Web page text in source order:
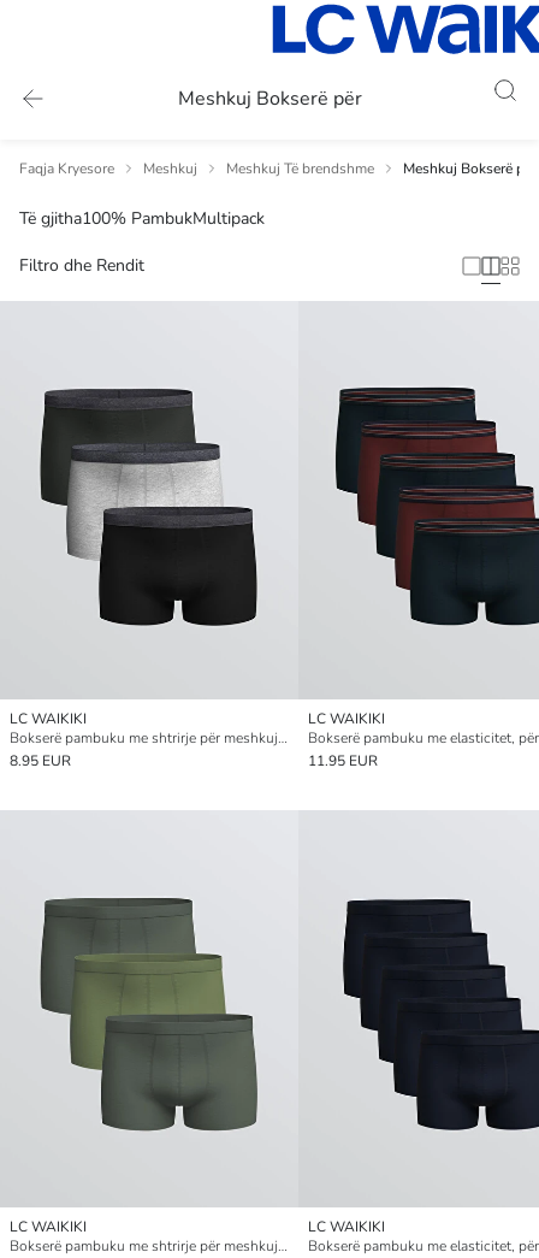
Meshkuj Bokserë për
Faqja Kryesore Meshkuj Meshkuj Të brendshme Meshkuj Bokserë për
Të gjitha100% PambukMultipack
Filtro dhe Rendit
LC WAIKIKI
Bokserë pambuku me shtrirje për meshkuj, me përshtatje klasike, paketim treshe
8.95 EUR
LC WAIKIKI
11.95 EUR
LC WAIKIKI
Bokserë pambuku me shtrirje për meshkuj, me përshtatje klasike, paketim treshe
LC WAIKIKI